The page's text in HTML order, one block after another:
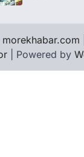
morekhabar.com
| Powered by